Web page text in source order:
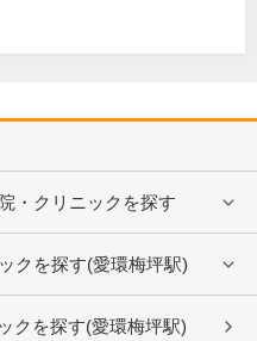
・クリニックを探す
クを探す(愛環梅坪駅)
クを探す(愛環梅坪駅)